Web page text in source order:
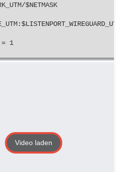
$NETMASK
Video laden